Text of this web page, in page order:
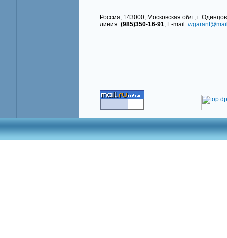
Россия, 143000, Московская обл., г.
линия: (985)350-16-91, E-mail: